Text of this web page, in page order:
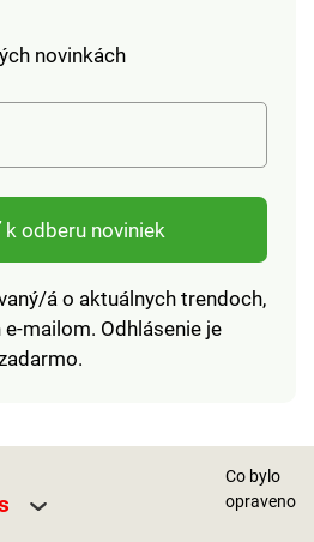
novinkách
k odberu noviniek
á o aktuálnych trendoch,
mailom. Odhlásenie je
Co bylo
opraveno